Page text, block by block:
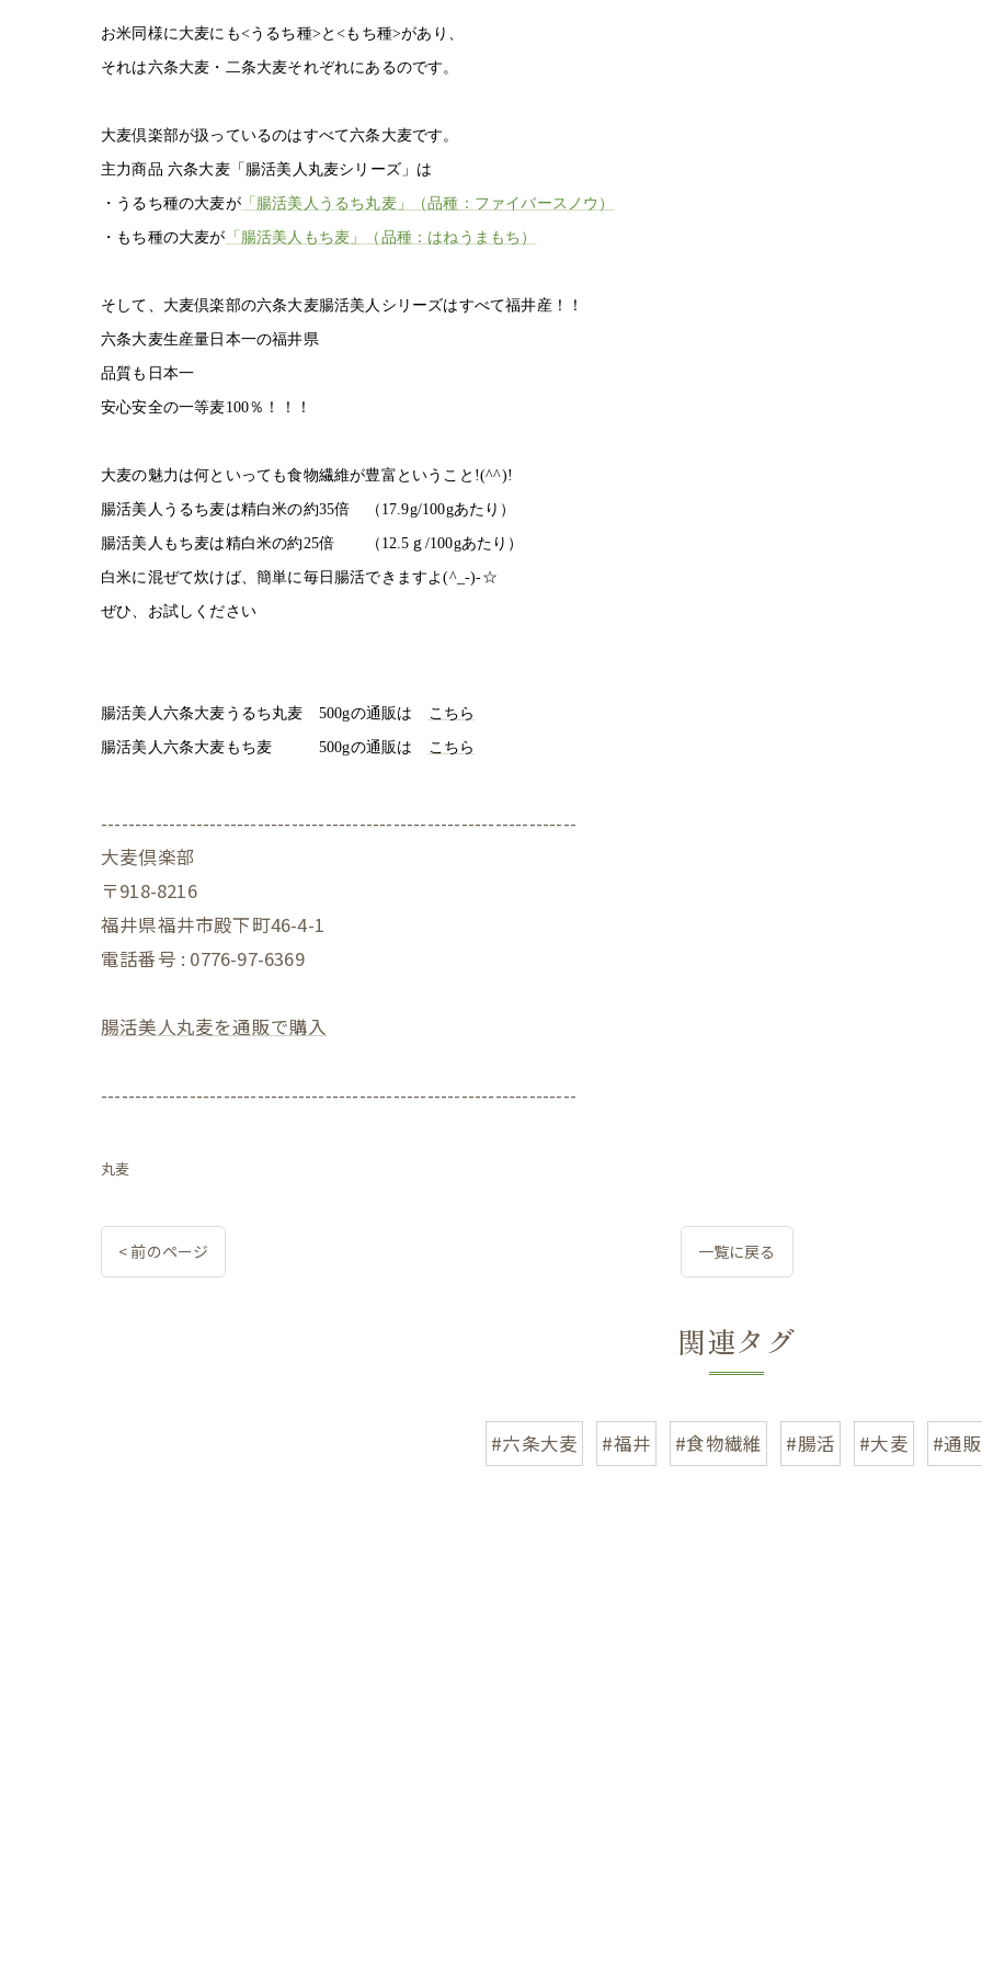
お米同様に大麦にも<うるち種>と<もち種>があり、
それは六条大麦・二条大麦それぞれにあるのです。
大麦倶楽部が扱っているのはすべて六条大麦です。
主力商品 六条大麦「腸活美人丸麦シリーズ」は
・うるち種の大麦が「腸活美人うるち丸麦」（品種：ファイバースノウ）
・もち種の大麦が 「腸活美人もち麦」（品種：はねうまもち）
そして、大麦倶楽部の六条大麦腸活美人シリーズはすべて福井産！！
六条大麦生産量日本一の福井県
品質も日本一
安心安全の一等麦100％！！！
大麦の魅力は何といっても食物繊維が豊富ということ!(^^)!
腸活美人うるち麦は精白米の約35倍 （17.9g/100gあたり）
腸活美人もち麦は精白米の約25倍 （12.5ｇ/100gあたり）
白米に混ぜて炊けば、簡単に毎日腸活できますよ(^_-)-☆
ぜひ、お試しください
腸活美人六条大麦うるち丸麦 500gの通販は こちら
腸活美人六条大麦もち麦 500gの通販は こちら
----------------------------------------------------------------------
大麦倶楽部
〒918-8216
福井県福井市殿下町46-4-1
電話番号 : 0776-97-6369
腸活美人丸麦を通販で購入
----------------------------------------------------------------------
丸麦
< 前のページ 一覧に戻る
関連タグ
#六条大麦 #福井 #食物繊維 #腸活 #大麦 #通販